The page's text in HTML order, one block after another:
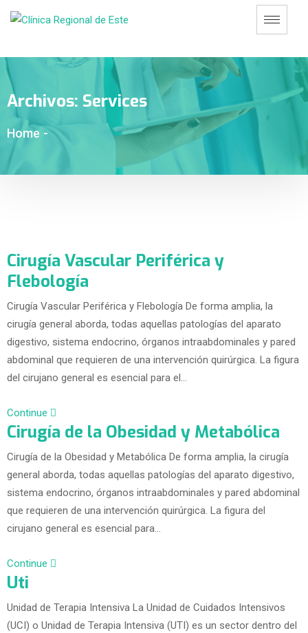
Archivos: Services
Home -
Cirugía Vascular Periférica y
Flebología
Cirugía Vascular Periférica y Flebología De forma amplia, la
cirugía general aborda, todas aquellas patologías del aparato
digestivo, sistema endocrino, órganos intraabdominales y pared
abdominal que requieren de una intervención quirúrgica. La figura
del cirujano general es esencial para el…
Continue
Cirugía de la Obesidad y Metabólica
Cirugía de la Obesidad y Metabólica De forma amplia, la cirugía
general aborda, todas aquellas patologías del aparato digestivo,
sistema endocrino, órganos intraabdominales y pared abdominal
que requieren de una intervención quirúrgica. La figura del
cirujano general es esencial para…
Continue
Uti
Unidad de Terapia Intensiva La Unidad de Cuidados Intensivos
(UCI) o Unidad de Terapia Intensiva (UTI) es un sector dentro del